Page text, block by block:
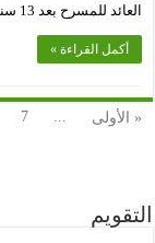
العائد للمسرح بعد 13 سنة، من أخر مشاركة له في مسرحية “نزهة في غضب”. …
أكمل القراءة »
« الأولى 7
التقويم